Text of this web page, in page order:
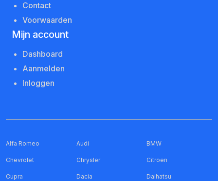
Contact
Voorwaarden
Mijn account
Dashboard
Aanmelden
Inloggen
Alfa Romeo Audi BMW
Chevrolet Chrysler Citroen
Cupra Dacia Daihatsu